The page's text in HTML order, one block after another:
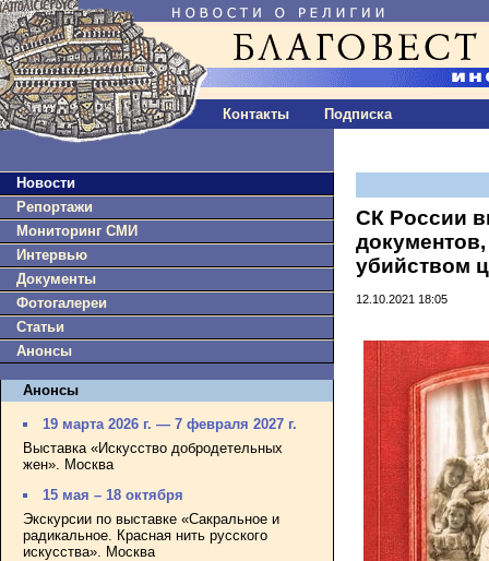
Контакты Подписка
Новости
Репортажи
Мониторинг СМИ
Интервью
Документы
Фотогалереи
Статьи
Анонсы
Анонсы
19 марта 2026 г. — 7 февраля 2027 г.
Выставка «Искусство добродетельных
жен». Москва
15 мая – 18 октября
Экскурсии по выставке «Сакральное и
радикальное. Красная нить русского
искусства». Москва
СК России
убийством
12.10.2021 18:05